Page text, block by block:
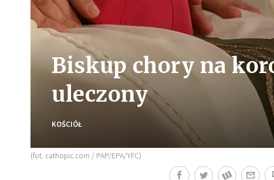
Biskup chory na
uleczony
KOŚCIÓŁ
(fot. cathopic.com / PAP/EPA/YFC)